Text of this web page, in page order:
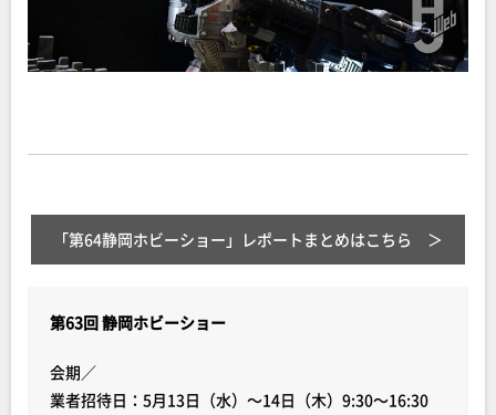
「第64静岡ホビーショー」レポートまとめはこちら
第63回 静岡ホビーショー
会期／
業者招待日：5月13日（水）～14日（木）9:30～16:30